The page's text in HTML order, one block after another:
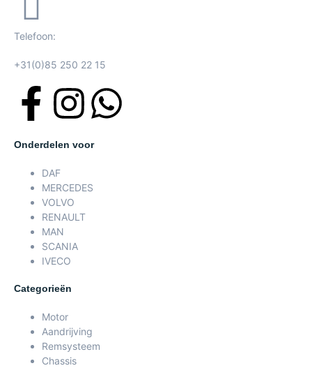
Telefoon:
+31(0)85 250 22 15
Onderdelen voor
DAF
MERCEDES
VOLVO
RENAULT
MAN
SCANIA
IVECO
Categorieën
Motor
Aandrijving
Remsysteem
Chassis